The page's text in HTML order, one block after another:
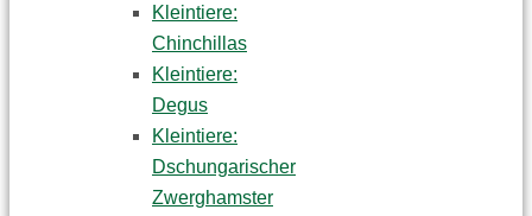
Kleintiere:
Chinchillas
Kleintiere:
Degus
Kleintiere:
Dschungarischer
Zwerghamster